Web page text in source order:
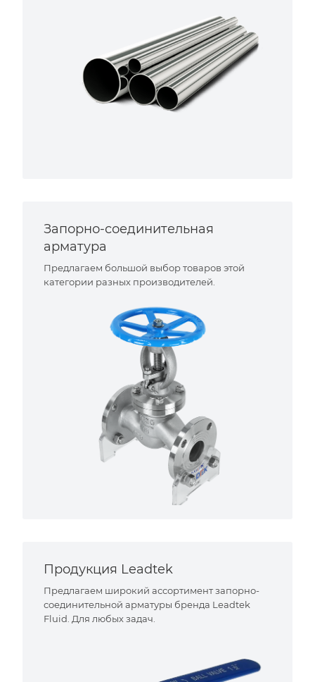
Запорно-соединительная
арматура
Предлагаем большой выбор товаров этой
категории разных производителей.
Продукция Leadtek
Предлагаем широкий ассортимент запорно-
соединительной арматуры бренда Leadtek
Fluid. Для любых задач.